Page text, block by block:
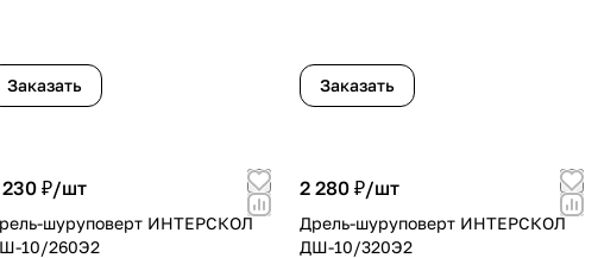
Заказать Заказать
₽/шт
шуруповерт ИНТЕРСКОЛ
10/260Э2
2 280 ₽/шт
Дрель-шуруповерт ИНТЕРСКОЛ
ДШ-10/320Э2